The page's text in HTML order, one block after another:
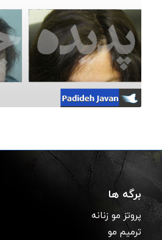
برگه ها
پروتز مو زنانه
ترمیم مو